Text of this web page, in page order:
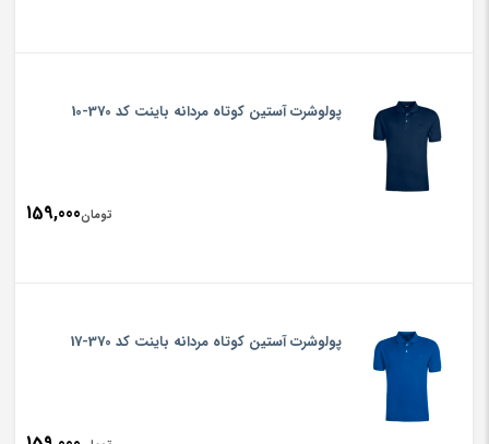
پولوشرت آستین کوتاه مردانه باینت کد 370-10
تومان159,000
پولوشرت آستین کوتاه مردانه باینت کد 370-17